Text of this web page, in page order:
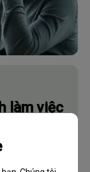
làm việc